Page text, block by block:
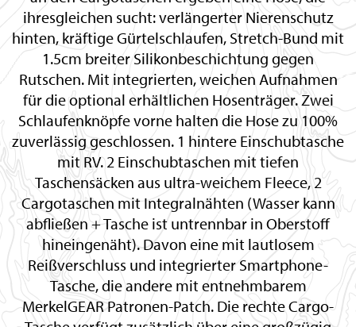
ihresgleichen sucht: verlängerter Nierenschutz
hinten, kräftige Gürtelschlaufen, Stretch-Bund mit
1.5cm breiter Silikonbeschichtung gegen
Rutschen. Mit integrierten, weichen Aufnahmen
für die optional erhältlichen Hosenträger. Zwei
Schlaufenknöpfe vorne halten die Hose zu 100%
zuverlässig geschlossen. 1 hintere Einschubtasche
mit RV. 2 Einschubtaschen mit tiefen
Taschensäcken aus ultra-weichem Fleece, 2
Cargotaschen mit Integralnähten (Wasser kann
abfließen + Tasche ist untrennbar in Oberstoff
hineingenäht). Davon eine mit lautlosem
Reißverschluss und integrierter Smartphone-
Tasche, die andere mit entnehmbarem
MerkelGEAR Patronen-Patch. Die rechte Cargo-